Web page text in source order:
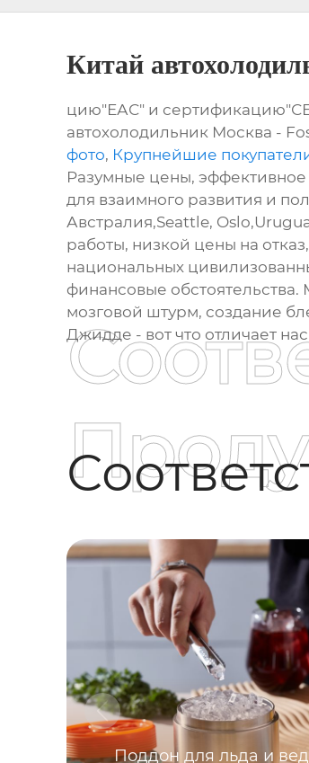
Китай
цию"ЕАС" и
автохолодильник Москва -
фото, Крупнейшие
Разумные цены,
для взаимного развития и
Австралия,Seattle,
работы, низкой цены на
национальных
финансовые
мозговой штурм, создание
Джидде - вот что отличает
Поддон для льда и